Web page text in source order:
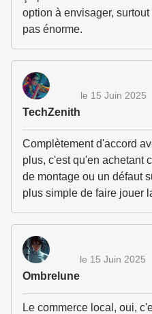
option à envisager,
pas énorme.
TechZenith
le 15 Juin 2025
Complètement d'accord
plus, c'est qu'en achetant
de montage ou un défaut
plus simple de faire jouer
Ombrelune
le 15 Juin 2025
Le commerce local, oui,